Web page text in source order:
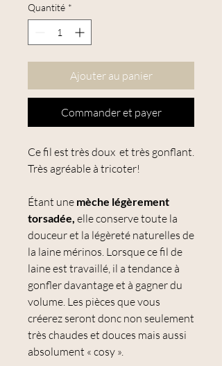
Quantité *
Ajouter au panier
Commander et payer
Ce fil est très doux et très gonflant.
Très agréable à tricoter!
Étant une mèche légèrement
torsadée, elle conserve toute la
douceur et la légèreté naturelles de
la laine mérinos. Lorsque ce fil de
laine est travaillé, il a tendance à
gonfler davantage et à gagner du
volume. Les pièces que vous
créerez seront donc non seulement
très chaudes et douces mais aussi
absolument « cosy ».